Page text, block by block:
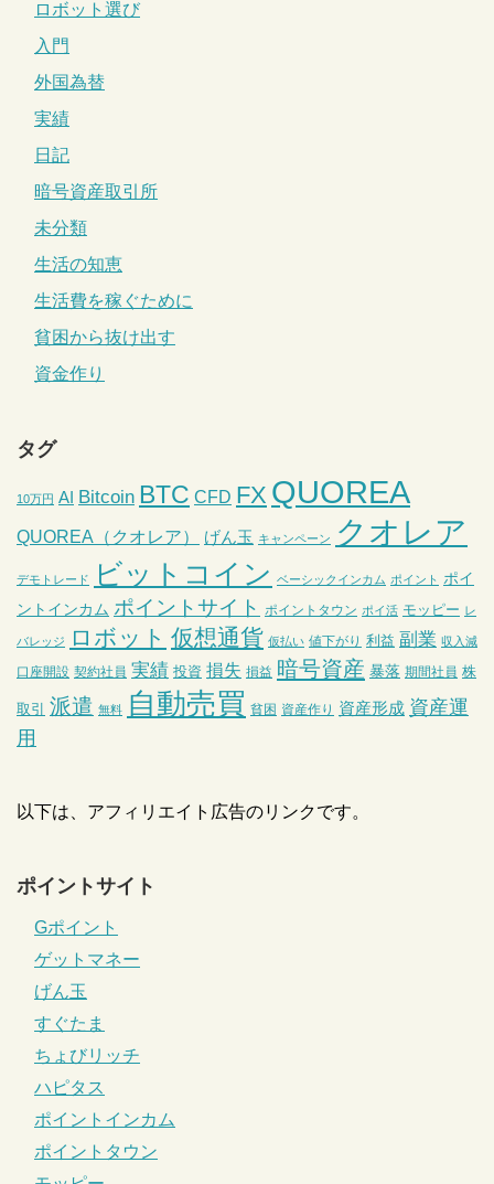
ロボット選び
入門
外国為替
実績
日記
暗号資産取引所
未分類
生活の知恵
生活費を稼ぐために
貧困から抜け出す
資金作り
タグ
10万円 AI Bitcoin BTC CFD FX QUOREA
QUOREA（クオレア） げん玉 キャンペーン クオレア
デモトレード ビットコイン ベーシックインカム ポイント ポイ
ントインカム ポイントサイト ポイントタウン ポイ活 モッピー レ
バレッジ ロボット 仮想通貨 仮払い 値下がり 利益 副業 収入減
口座開設 契約社員 実績 投資 損失 損益 暗号資産 暴落 期間社員 株
取引 派遣 無料 自動売買 貧困 資産作り 資産形成 資産運
用
以下は、アフィリエイト広告のリンクです。
ポイントサイト
Gポイント
ゲットマネー
げん玉
すぐたま
ちょびリッチ
ハピタス
ポイントインカム
ポイントタウン